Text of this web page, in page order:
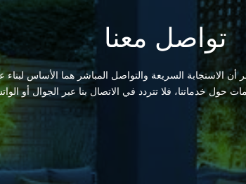
تواصل معنا
الاستجابة السريعة والتواصل المباشر هما الأساس
حول خدماتنا، فلا تتردد في الاتصال بنا عبر الجوال أو